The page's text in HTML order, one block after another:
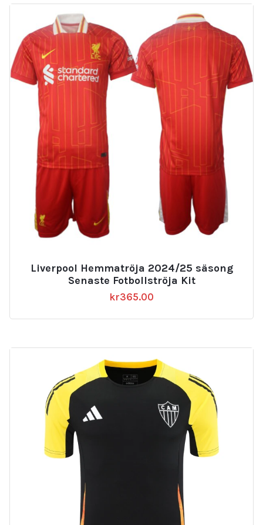
Liverpool Hemmatröja 2024/25 säsong
Senaste Fotbollströja Kit
kr365.00